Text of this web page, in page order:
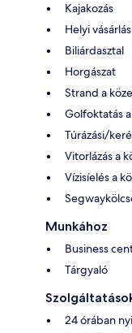
Kajakozás
Helyi
Biliárdasztal
Horgászat
Strand a
Golfoktatás
Túrázási/
Vitorlázás a
Vízisíelés a
Munkához
Business
Tárgyaló
24 órában